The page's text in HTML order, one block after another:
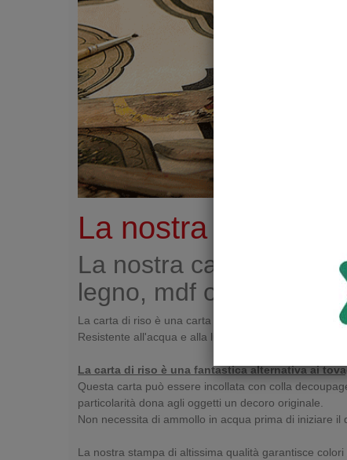
La nostra carta di
La nostra carta di riso
legno, mdf o polistirolo.
La carta di riso è una carta artigianale 100%
Resistente all'acqua e alla luce. La carta di riso è
La carta di riso è una fantastica alternativa ai
Questa carta può essere incollata con colla
particolarità dona agli oggetti un decoro originale.
Non necessita di ammollo in acqua prima di iniziare il
La nostra stampa di altissima qualità garantisce